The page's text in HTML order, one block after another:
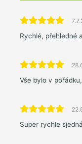
Rychlé, přehledné
Vše bylo v
Super rychle